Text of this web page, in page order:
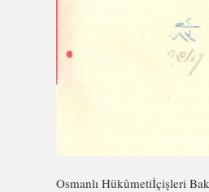
Osmanlı Hükûmetiİçişleri